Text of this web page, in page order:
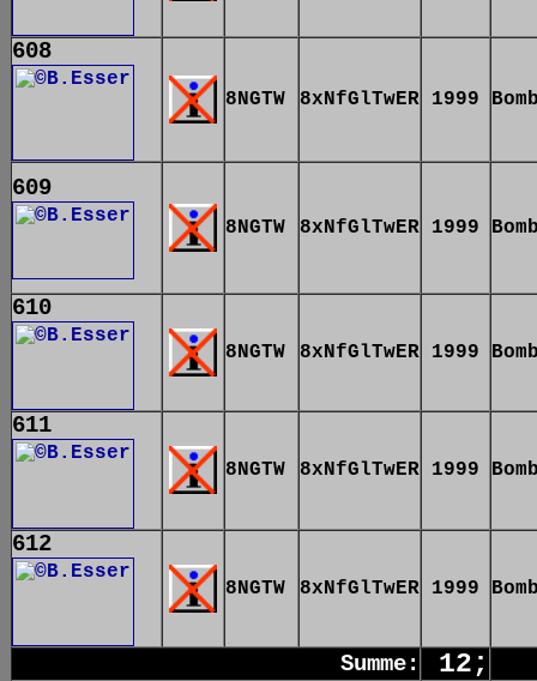
608
8NGTW 8xNfGlTwER 1999
609
8NGTW 8xNfGlTwER 1999
610
8NGTW 8xNfGlTwER 1999
611
8NGTW 8xNfGlTwER 1999
612
8NGTW 8xNfGlTwER 1999
Summe: 12;